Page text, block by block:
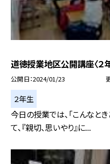
道徳授業地区公開講座〈２
公開日 2024/01/23
２年生
今日の授業では、「こんなと
て、『親切、思いやり』に...